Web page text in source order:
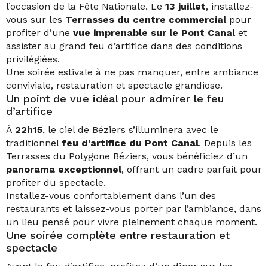
l’occasion de la Fête Nationale. Le 13 juillet, installez-
vous sur les Terrasses du centre commercialpour
profiter d’une vue imprenable sur le Pont Canalet
assister au grand feu d’artifice dans des conditions
privilégiées.
Une soirée estivale à ne pas manquer, entre ambiance
conviviale, restauration et spectacle grandiose.
Un point de vue idéal pour admirer le feu
d’artifice
À 22h15, le ciel de Béziers s’illuminera avec le
traditionnel feu d’artifice du Pont Canal. Depuis les
Terrasses du Polygone Béziers, vous bénéficiez d’un
panorama exceptionnel, offrant un cadre parfait pour
profiter du spectacle.
Installez-vous confortablement dans l’un des
restaurants et laissez-vous porter par l’ambiance, dans
un lieu pensé pour vivre pleinement chaque moment.
Une soirée complète entre restauration et
spectacle